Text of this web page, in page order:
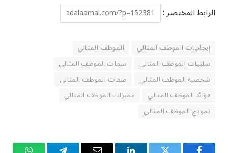
الرابط المختصر :
إيجابيات الموظف المثالي
الموظف المثالي
سلبيات الموظف المثالي
سمات الموظف المثالي
شخصية الموظف المثالي
صفات الموظف المثالي
فوائد الموظف المثالي
مميزات الموظف المثالي
نموذج الموظف المثالي